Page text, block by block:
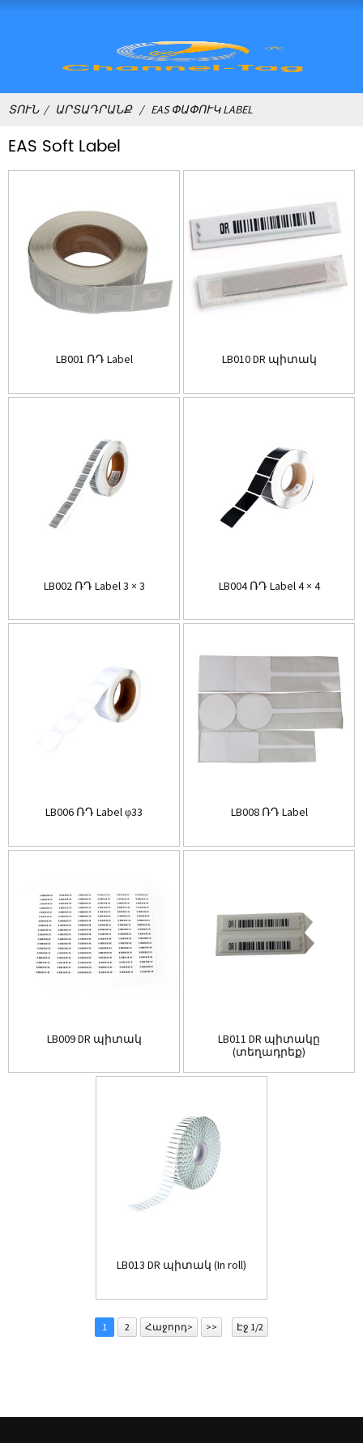
ՏՈՒՆ ԱՐՏԱԴՐԱՆՔ EAS ՓԱՓՈՒԿ LABEL
EAS Soft Label
LB001 ՌԴ Label LB010 DR պիտակ
LB002 ՌԴ Label 3 × 3 LB004 ՌԴ Label 4 × 4
LB006 ՌԴ Label φ33 LB008 ՌԴ Label
LB009 DR պիտակ
LB011 DR պիտակը
(տեղադրեք)
LB013 DR պիտակ (In roll)
1 2 Հաջորդ> >> Էջ 1/2